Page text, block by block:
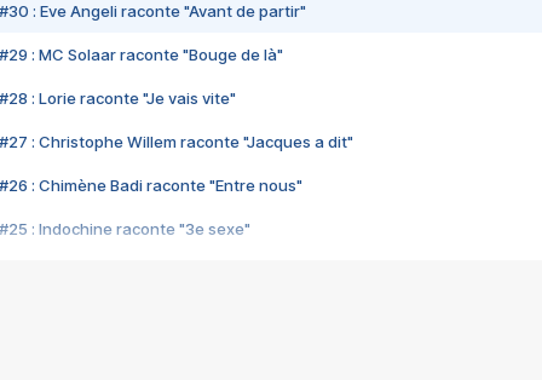
#30 : Eve Angeli raconte "Avant de partir"
#29 : MC Solaar raconte "Bouge de là"
#28 : Lorie raconte "Je vais vite"
#27 : Christophe Willem raconte "Jacques a dit"
#26 : Chimène Badi raconte "Entre nous"
#25 : Indochine raconte "3e sexe"